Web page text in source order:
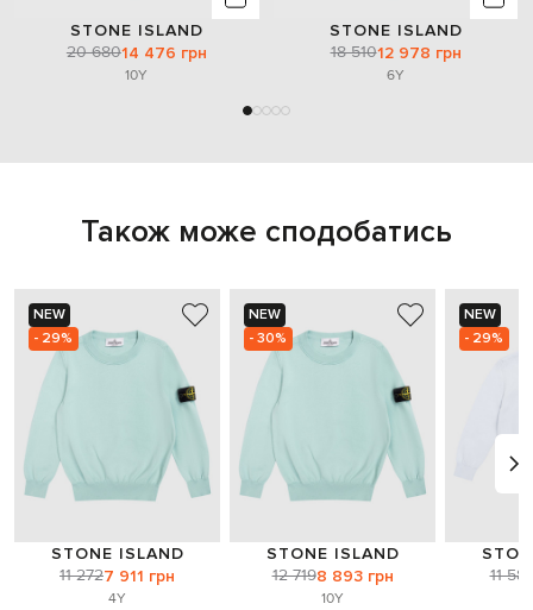
STONE ISLAND
20 68014 476 грн
10Y
STONE ISLAND
18 51012 978 грн
6Y
Також може сподобатись
NEW
- 29%
STONE ISLAND
11 2727 911 грн
4Y
NEW
- 30%
STONE ISLAND
12 7198 893 грн
10Y
NEW
- 29%
11